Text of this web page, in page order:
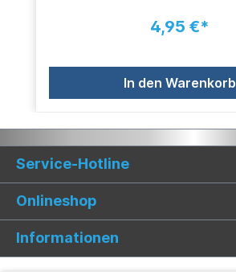
4,95 €*
In den Warenkorb
Service-Hotline
Onlineshop
Informationen